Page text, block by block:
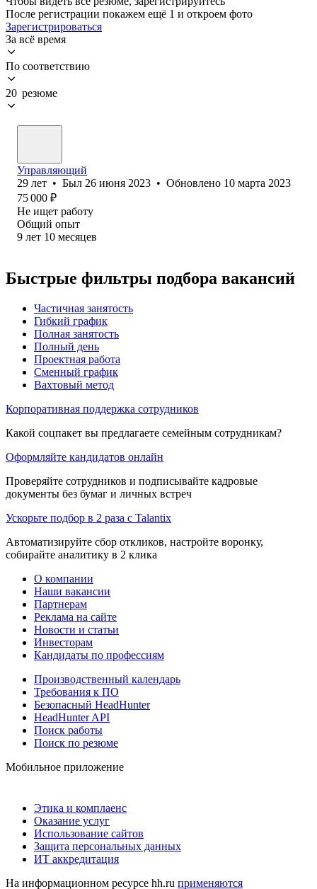
После регистрации покажем ещё 1 и откроем фото
Зарегистрироваться
За всё время
По соответствию
20 резюме
Управляющий
29 лет • Был 26 июня 2023 • Обновлено 10 марта 2023
75 000 ₽
Не ищет работу
Общий опыт
9 лет 10 месяцев
Быстрые фильтры подбора вакансий
Частичная занятость
Гибкий график
Полная занятость
Полный день
Проектная работа
Сменный график
Вахтовый метод
Корпоративная поддержка сотрудников
Какой соцпакет вы предлагаете семейным сотрудникам?
Оформляйте кандидатов онлайн
Проверяйте сотрудников и подписывайте кадровые
документы без бумаг и личных встреч
Ускорьте подбор в 2 раза с Talantix
Автоматизируйте сбор откликов, настройте воронку,
собирайте аналитику в 2 клика
О компании
Наши вакансии
Партнерам
Реклама на сайте
Новости и статьи
Инвесторам
Кандидаты по профессиям
Производственный календарь
Требования к ПО
Безопасный HeadHunter
HeadHunter API
Поиск работы
Поиск по резюме
Мобильное приложение
Этика и комплаенс
Оказание услуг
Использование сайтов
Защита персональных данных
ИТ аккредитация
На информационном ресурсе hh.ru применяются